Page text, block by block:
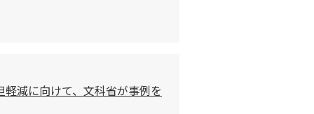
減に向けて、文科省が事例を